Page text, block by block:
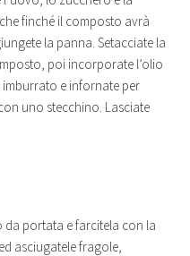
finché il composto avrà
la panna. Setacciate la
poi incorporate l’olio
imburrato e infornate per
uno stecchino. Lasciate
da portata e farcitela con la
asciugatele fragole,